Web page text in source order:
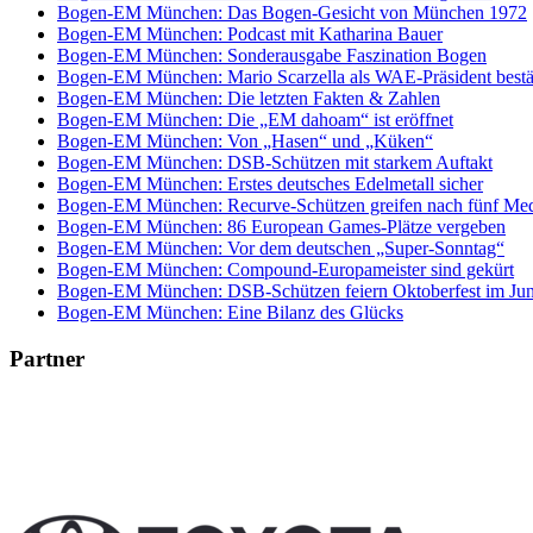
Bogen-EM München: Das Bogen-Gesicht von München 1972
Bogen-EM München: Podcast mit Katharina Bauer
Bogen-EM München: Sonderausgabe Faszination Bogen
Bogen-EM München: Mario Scarzella als WAE-Präsident
Bogen-EM München: Die letzten Fakten & Zahlen
Bogen-EM München: Die „EM dahoam“ ist eröffnet
Bogen-EM München: Von „Hasen“ und „Küken“
Bogen-EM München: DSB-Schützen mit starkem Auftakt
Bogen-EM München: Erstes deutsches Edelmetall sicher
Bogen-EM München: Recurve-Schützen greifen nach fünf
Bogen-EM München: 86 European Games-Plätze vergeben
Bogen-EM München: Vor dem deutschen „Super-Sonntag“
Bogen-EM München: Compound-Europameister sind gekürt
Bogen-EM München: DSB-Schützen feiern Oktoberfest im
Bogen-EM München: Eine Bilanz des Glücks
Partner